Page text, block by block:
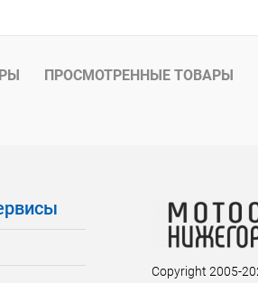
ПРОСМОТРЕННЫЕ ТОВАРЫ
Copyright 2005-